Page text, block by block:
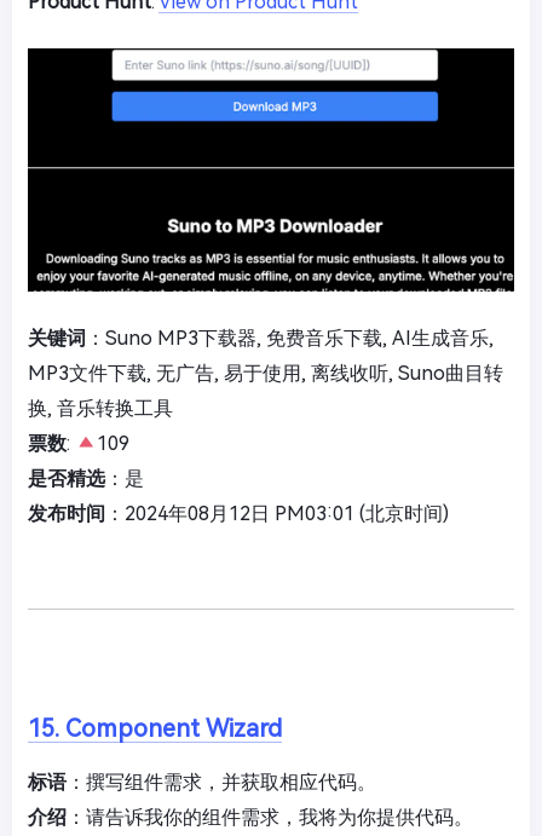
关键词 ：Suno MP3下载器, 免费音乐下载, AI生成音乐,
MP3文件下载, 无广告, 易于使用, 离线收听, Suno曲目转
换, 音乐转换工具
票数:
109
是否精选：是
发布时间 ：2024年08月12日 PM03:01 (北京时间)
15. Component Wizard
标语：撰写组件需求，并获取相应代码。
介绍 ：请告诉我你的组件需求，我将为你提供代码。